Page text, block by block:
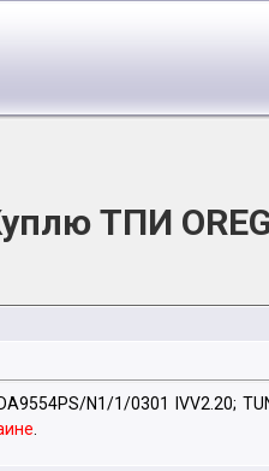
ТПИ
N1/1/0301 IVV2.20;
.